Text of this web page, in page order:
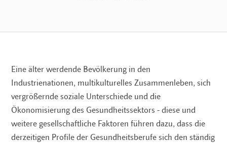
Eine älter werdende Bevölkerung in den
Industrienationen, multikulturelles Zusammenleben, sich
vergrößernde soziale Unterschiede und die
Ökonomisierung des Gesundheitssektors - diese und
weitere gesellschaftliche Faktoren führen dazu, dass die
derzeitigen Profile der Gesundheitsberufe sich den ständig